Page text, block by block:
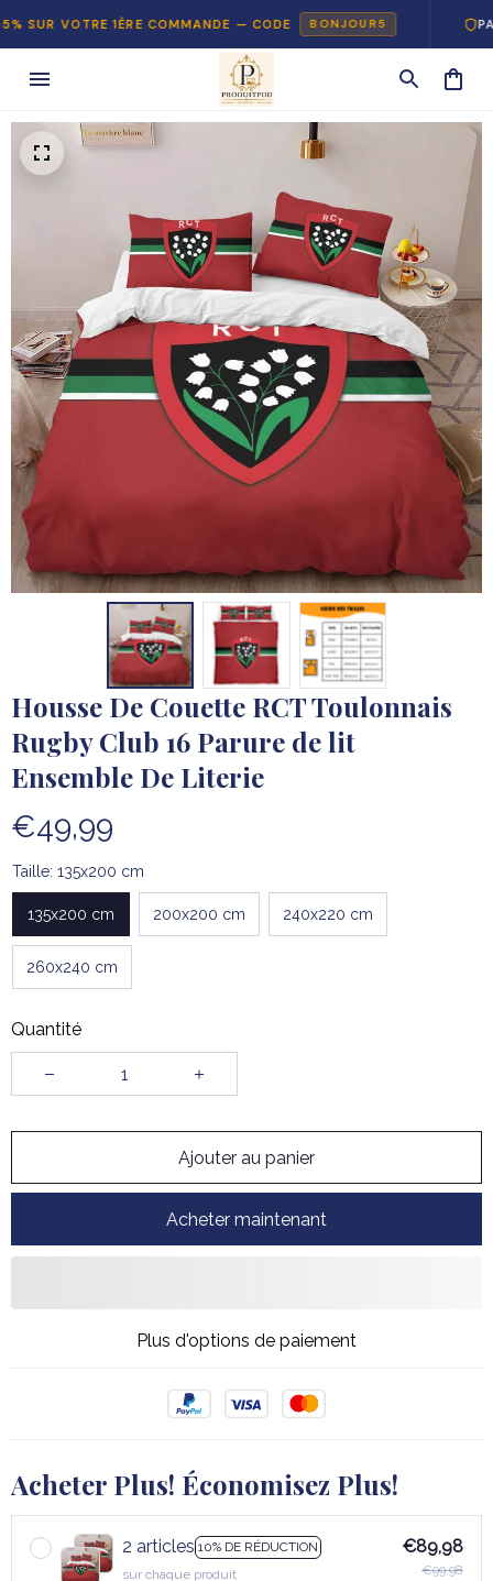
1ÈRE COMMANDE — CODE BONJOUR5
Housse De Couette RCT Toulonnais
Rugby Club 16 Parure de lit
Ensemble De Literie
€49,99
Taille: 135x200 cm
135x200 cm 200x200 cm 240x220 cm
260x240 cm
Quantité
Ajouter au panier
Acheter maintenant
Plus d'options de paiement
Acheter Plus! Économisez Plus!
2 articles 10% DE RÉDUCTION
sur chaque produit
€89,98
€99,98